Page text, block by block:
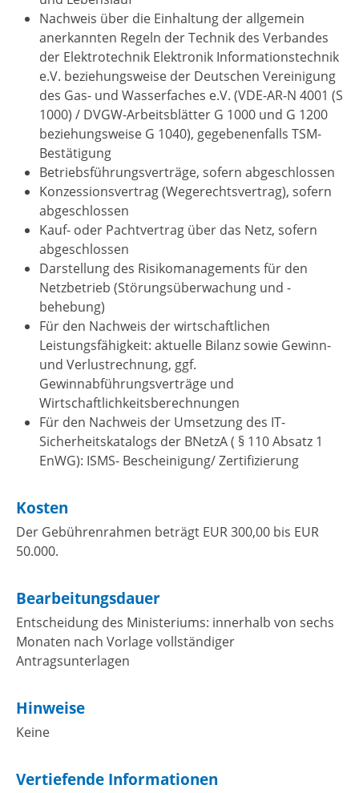
Nachweis über die Einhaltung der allgemein
anerkannten Regeln der Technik des Verbandes
der Elektrotechnik Elektronik Informationstechnik
e.V. beziehungsweise der Deutschen Vereinigung
des Gas- und Wasserfaches e.V. (VDE-AR-N 4001 (S
1000) / DVGW-Arbeitsblätter G 1000 und G 1200
beziehungsweise G 1040), gegebenenfalls TSM-
Bestätigung
Betriebsführungsverträge, sofern abgeschlossen
Konzessionsvertrag (Wegerechtsvertrag), sofern
abgeschlossen
Kauf- oder Pachtvertrag über das Netz, sofern
abgeschlossen
Darstellung des Risikomanagements für den
Netzbetrieb (Störungsüberwachung und -
behebung)
Für den Nachweis der wirtschaftlichen
Leistungsfähigkeit: aktuelle Bilanz sowie Gewinn-
und Verlustrechnung, ggf.
Gewinnabführungsverträge und
Wirtschaftlichkeitsberechnungen
Für den Nachweis der Umsetzung des IT-
Sicherheitskatalogs der BNetzA ( § 110 Absatz 1
EnWG): ISMS- Bescheinigung/ Zertifizierung
Kosten
Der Gebührenrahmen beträgt EUR 300,00 bis EUR
50.000.
Bearbeitungsdauer
Entscheidung des Ministeriums: innerhalb von sechs
Monaten nach Vorlage vollständiger
Antragsunterlagen
Hinweise
Keine
Vertiefende Informationen